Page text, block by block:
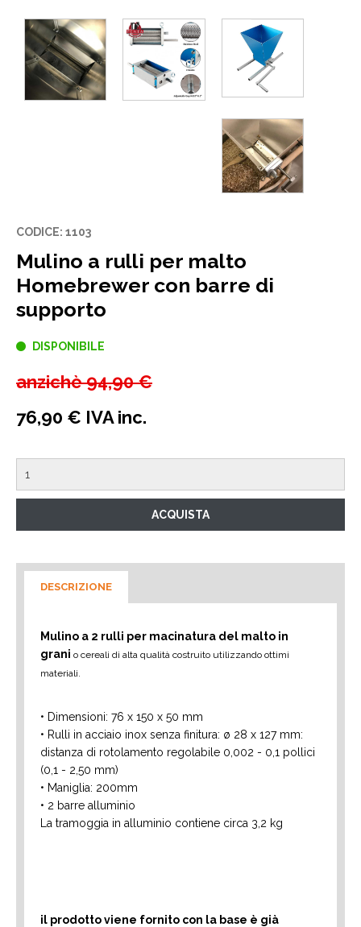
CODICE: 1103
Mulino a rulli per malto
Homebrewer con barre di
supporto
DISPONIBILE
anzichè94,90 €
76,90 € IVA inc.
DESCRIZIONE
Mulino a 2 rulli per macinatura del malto in
grani o cereali di alta qualità costruito utilizzando ottimi
materiali.
• Dimensioni: 76 x 150 x 50 mm
• Rulli in acciaio inox senza finitura: ø 28 x 127 mm:
distanza di rotolamento regolabile 0,002 - 0,1 pollici
(0,1 - 2,50 mm)
• Maniglia: 200mm
• 2 barre alluminio
La tramoggia in alluminio contiene circa 3,2 kg
il prodotto viene fornito con la base è già